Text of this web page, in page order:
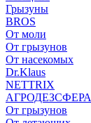
Грызуны
BROS
От моли
От грызунов
От насекомых
Dr.Klaus
NETTRIX
АГРОДЕЗСФЕРА
От грызунов